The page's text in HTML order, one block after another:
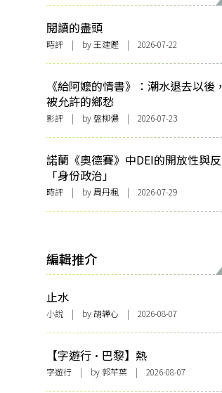
閱讀的盡頭
時評 | by 王建鏗 | 2026-07-22
《給阿嬤的情書》：潮水退去以後，
被允許的鄉愁
影評 | by 盤柳儂 | 2026-07-23
諾蘭《奧德賽》中DEI的開放性與反
「身份政治」
時評 | by 周丹楓 | 2026-07-29
編輯推介
止水
小說 | by 胡韡心 | 2026-08-07
【字遊行·巴黎】熱
字遊行 | by 郭芊葉 | 2026-08-07